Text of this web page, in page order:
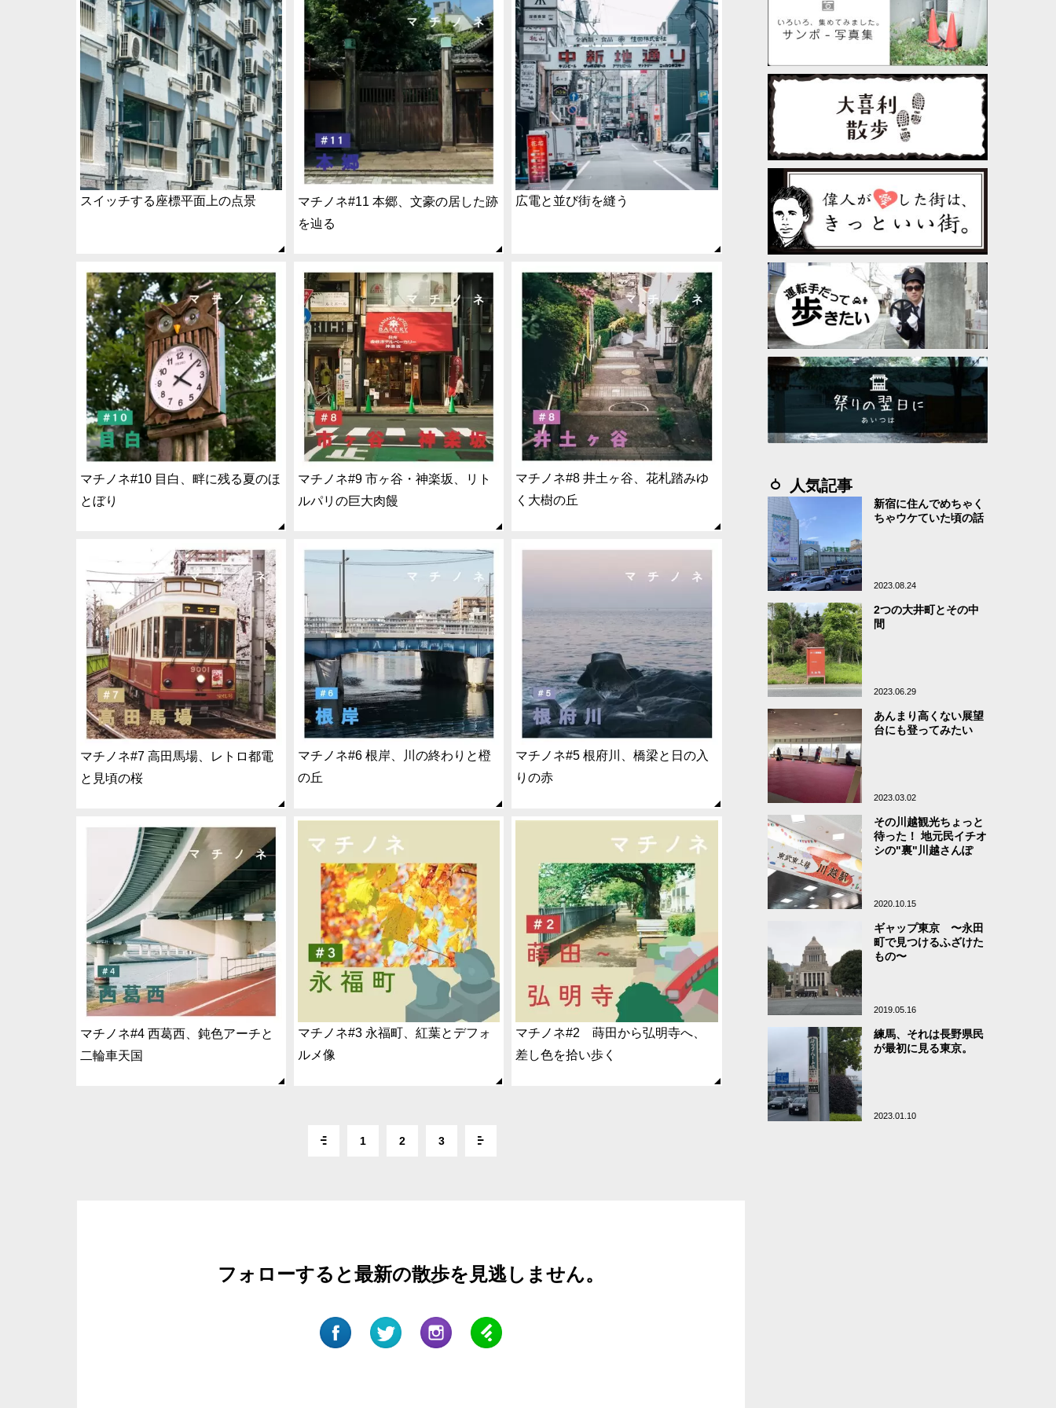
スイッチする座標平面上の点景
マチノネ#11 本郷、文豪の居した跡
を辿る
広電と並び街を縫う
マチノネ#10 目白、畔に残る夏のほ
とぼり
マチノネ#9 市ヶ谷・神楽坂、リト
ルパリの巨大肉饅
マチノネ#8 井土ヶ谷、花札踏みゆ
く大樹の丘
マチノネ#7 高田馬場、レトロ都電
と見頃の桜
マチノネ#6 根岸、川の終わりと橙
の丘
マチノネ#5 根府川、橋梁と日の入
りの赤
マチノネ#4 西葛西、鈍色アーチと
二輪車天国
マチノネ#3 永福町、紅葉とデフォ
ルメ像
マチノネ#2 蒔田から弘明寺へ、
差し色を拾い歩く
1 2 3
フォローすると最新の散歩を見逃しません。
人気記事
新宿に住んでめちゃく
ちゃウケていた頃の話
2023.08.24
2つの大井町とその中
間
2023.06.29
あんまり高くない展望
台にも登ってみたい
2023.03.02
その川越観光ちょっと
待った！ 地元民イチオ
シの"裏"川越さんぽ
2020.10.15
ギャップ東京 〜永田
町で見つけるふざけた
もの〜
2019.05.16
練馬、それは長野県民
が最初に見る東京。
2023.01.10